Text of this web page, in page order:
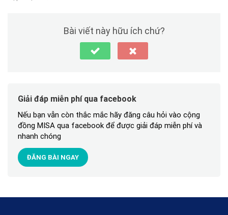
Bài viết này hữu ích chứ?
Giải đáp miễn phí qua facebook
Nếu bạn vẫn còn thắc mắc hãy đăng câu hỏi vào cộng
đồng MISA qua facebook để được giải đáp miễn phí và
nhanh chóng
ĐĂNG BÀI NGAY